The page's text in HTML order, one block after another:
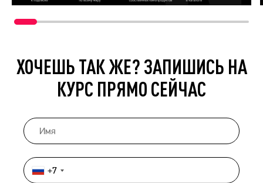
ХОЧЕШЬ ТАК ЖЕ? ЗАПИШИСЬ НА
КУРС ПРЯМО СЕЙЧАС
Россия
+7